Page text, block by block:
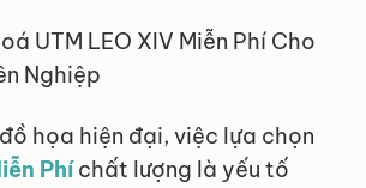
UTM LEO XIV Miễn Phí Cho
Nghiệp
họa hiện đại, việc lựa chọn
Phíchất lượng là yếu tố